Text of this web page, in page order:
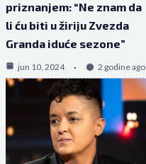
priznanjem: “Ne znam da
li ću biti u žiriju Zvezda
Granda iduće sezone”
jun 10, 2024 2 godine ago